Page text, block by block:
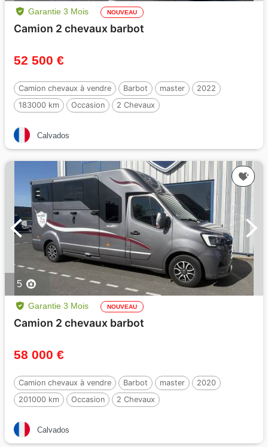
Garantie 3 Mois NOUVEAU
Camion 2 chevaux barbot
52 500 €
Camion chevaux à vendre Barbot master
2022
183000 km
Occasion 2 Chevaux
Calvados
5
Garantie 3 Mois NOUVEAU
Camion 2 chevaux barbot
58 000 €
Camion chevaux à vendre Barbot master
2020
201000 km
Occasion 2 Chevaux
Calvados